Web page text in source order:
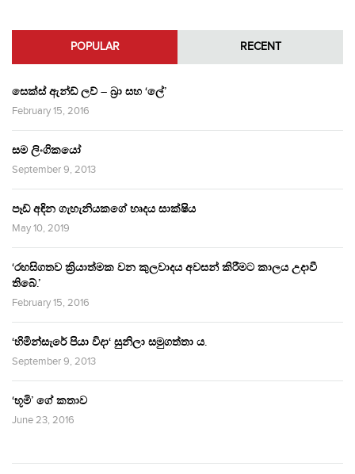
POPULAR RECENT
සෙක්ස් ඇන්ඩ් ලව් – බ්‍රා සහ ‘ලේ’
February 15, 2016
සම ලිංගිකයෝ
September 9, 2013
පෑඩ් අඳින ගැහැනියකගේ හෘදය සාක්ෂිය
May 10, 2019
‘රහසිගතව ක්‍රියාත්මක වන කුලවාදය අවසන් කිරීමට කාලය උදාවී
තිබේ.’
February 15, 2016
‘හිමින්සැරේ පියා විදා‘ සුනිලා සමුගත්තා ය.
September 9, 2013
‘භූමි’ ගේ කතාව
June 23, 2016